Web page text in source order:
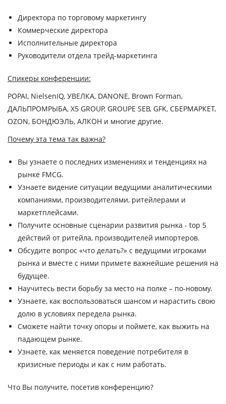
Директора по торговому маркетингу
Коммерческие директора
Исполнительные директора
Руководители отдела трейд-маркетинга
Спикеры конференции:
POPAI, NielsenIQ, УВЕЛКА, DANONE, Brown Forman,
ДАЛЬПРОМРЫБА, Х5 GROUP, GROUPE SEB, GFK, СБЕРМАРКЕТ,
OZON, БОНДЮЭЛЬ, АЛКОН и многие другие.
Почему эта тема так важна?
Вы узнаете о последних изменениях и тенденциях на
рынке FMCG.
Узнаете видение ситуации ведущими аналитическими
компаниями, производителями, ритейлерами и
маркетплейсами.
Получите основные сценарии развития рынка - top 5
действий от ритейла, производителей импортеров.
Обсудите вопрос «что делать?» с ведущими игроками
рынка и вместе с ними примете важнейшие решения на
будущее.
Научитесь вести борьбу за место на полке – по-новому.
Узнаете, как воспользоваться шансом и нарастить свою
долю в условиях передела рынка.
Сможете найти точку опоры и поймете, как выжить на
падающем рынке.
Узнаете, как меняется поведение потребителя в
кризисные периоды и как с ним работать.
Что Вы получите, посетив конференцию?